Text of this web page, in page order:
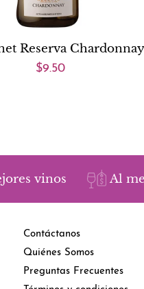
Reserva Chardonnay
$9.50
vinos Al
Contáctanos
Quiénes Somos
Preguntas Frecuentes